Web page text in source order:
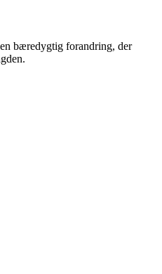
bæredygtig forandring, der